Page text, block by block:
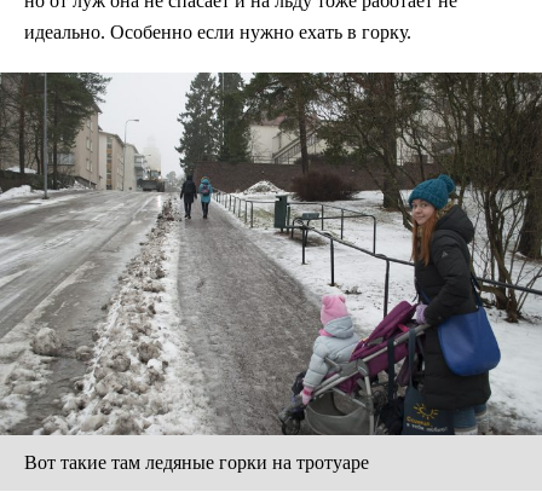
идеально. Особенно если нужно ехать в горку.
Вот такие там ледяные горки на тротуаре